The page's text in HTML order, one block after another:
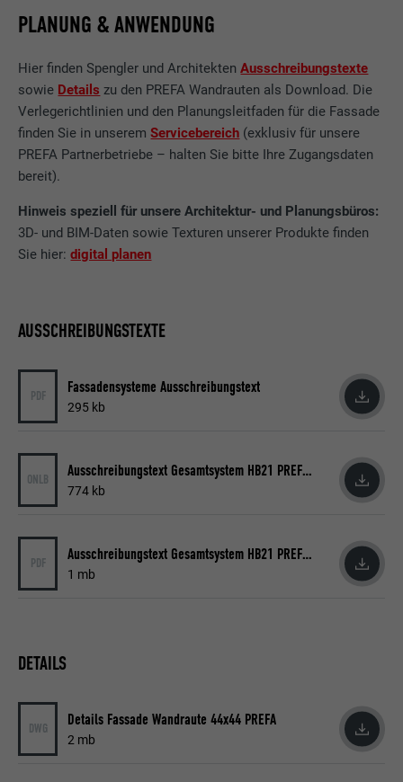
PLANUNG & ANWENDUNG
Hier finden Spengler und ArchitektenAusschreibungstexte
sowie Details zu den PREFA Wandrauten als Download. Die
Verlegerichtlinien und den Planungsleitfaden für die Fassade
finden Sie in unseremServicebereich (exklusiv für unsere
PREFA Partnerbetriebe – halten Sie bitte Ihre Zugangsdaten
bereit).
Hinweis speziell für unsere Architektur- und Planungsbüros:
3D- und BIM-Daten sowie Texturen unserer Produkte finden
Sie hier:digital planen
AUSSCHREIBUNGSTEXTE
PDF Fassadensysteme Ausschreibungstext
295 kb
ONLB Ausschreibungstext Gesamtsystem HB21 PREFA 2020 06
774 kb
PDF Ausschreibungstext Gesamtsystem HB21 PREFA 2020 06
1 mb
DETAILS
DWG Details Fassade Wandraute 44x44 PREFA
2 mb